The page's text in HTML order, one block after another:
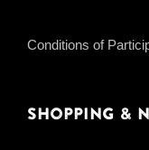
Conditions of
Shopping &